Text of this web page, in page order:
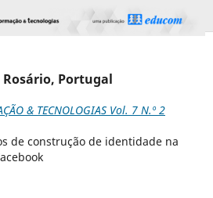
Portugal
& TECNOLOGIAS Vol. 7 N.º 2
de construção de identidade na